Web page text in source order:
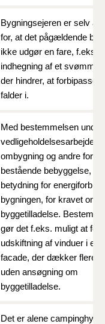
Bygningsejeren er selv
for, at det pågældende
ikke udgør en fare, f.eks. i
indhegning af et
der hindrer, at
falder i.
Med bestemmelsen
vedligeholdelsesarbejder,
ombygning og andre
bestående bebyggelse,
betydning for
bygningen, for kravet om
byggetilladelse.
gør det f.eks. muligt at
udskiftning af vinduer i en
facade, der dækker flere
uden ansøgning om
byggetilladelse.
Det er alene